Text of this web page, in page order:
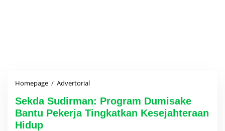
Homepage / Advertorial
k
d
a
Sekda Sudirman: Program Dumisake
Bantu Pekerja Tingkatkan Kesejahteraan
Hidup